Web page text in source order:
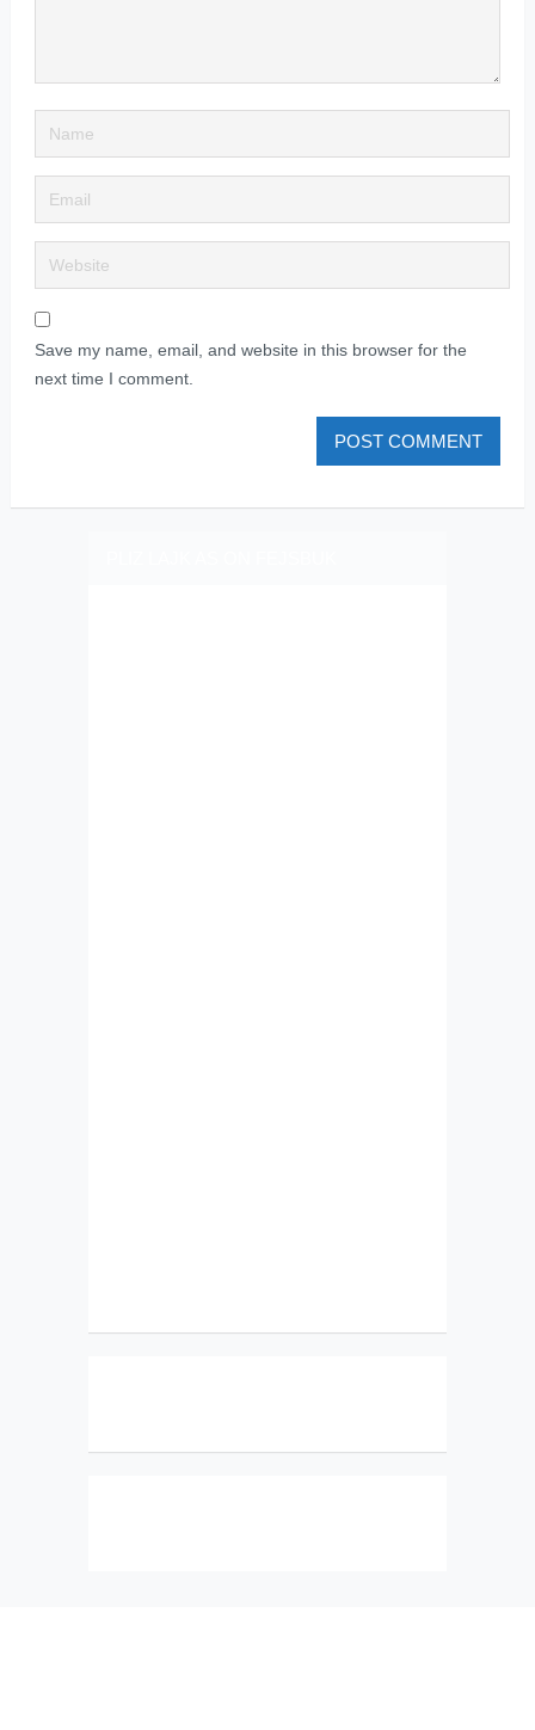
Save my name, email, and website in this browser for the
next time I comment.